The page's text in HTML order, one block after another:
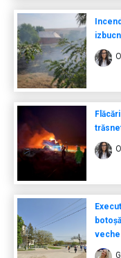
veche